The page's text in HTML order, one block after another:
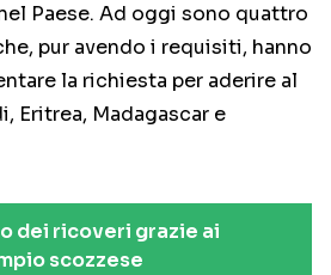
Paese. Ad oggi sono quattro
pur avendo i requisiti, hanno
la richiesta per aderire al
Eritrea, Madagascar e
dei ricoveri grazie ai
scozzese